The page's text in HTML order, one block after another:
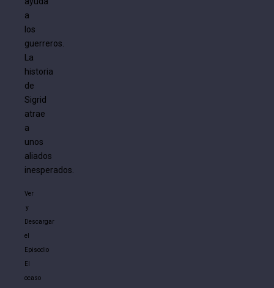
a
los
guerreros.
La
historia
de
Sigrid
atrae
a
unos
aliados
inesperados.
Ver
y
Descargar
el
Episodio
El
ocaso